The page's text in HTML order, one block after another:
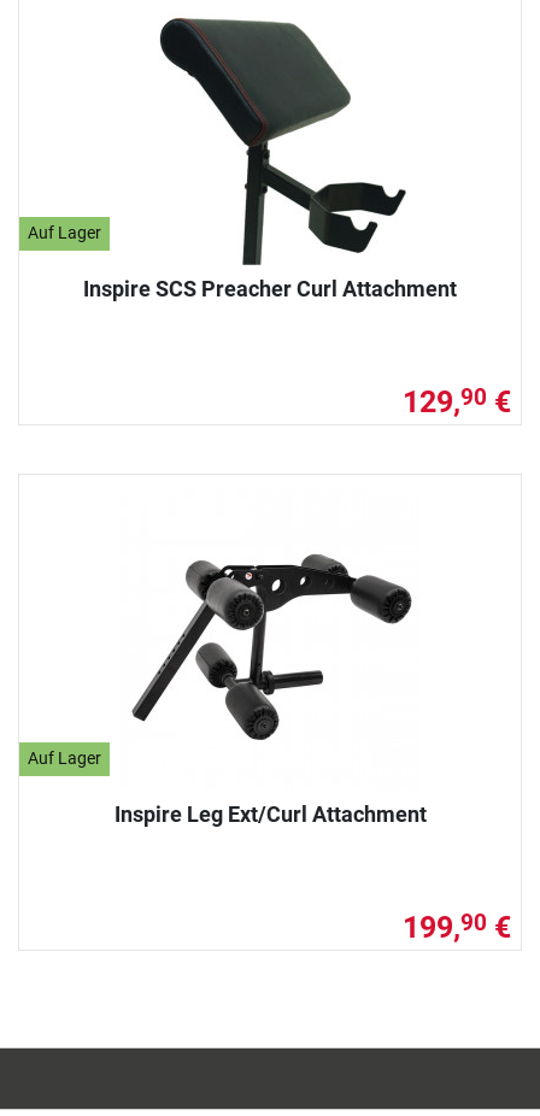
Auf Lager
Inspire SCS Preacher Curl Attachment
129,90 €
Auf Lager
Inspire Leg Ext/Curl Attachment
199,90 €